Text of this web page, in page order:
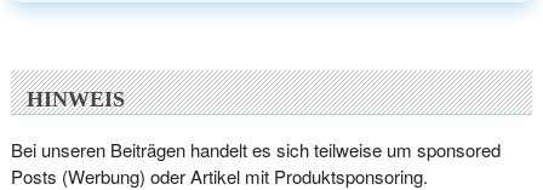
HINWEIS
Bei unseren Beiträgen handelt es sich teilweise um sponsored
Posts (Werbung) oder Artikel mit Produktsponsoring.